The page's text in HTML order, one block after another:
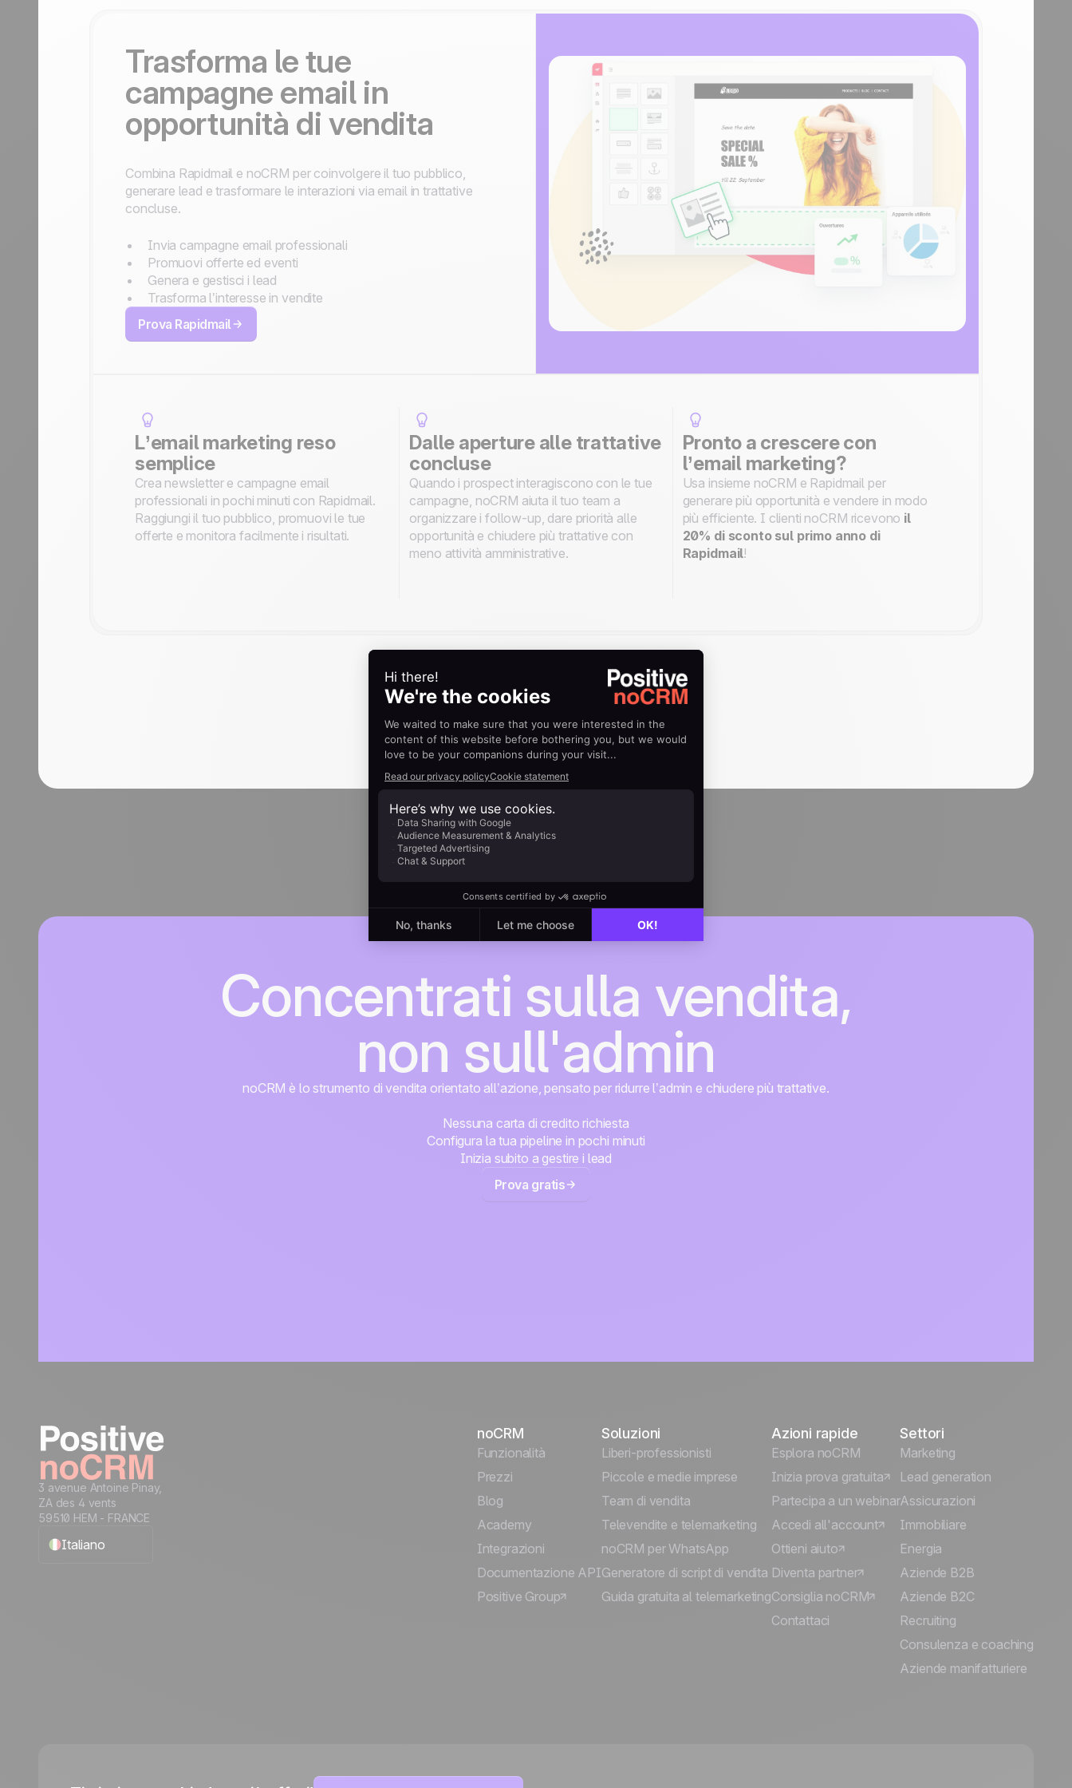
Trasforma le tue
campagne email in
opportunità di vendita
Combina Rapidmail e noCRM per coinvolgere il tuo pubblico,
generare lead e trasformare le interazioni via email in trattative
concluse.
Invia campagne email professionali
Promuovi offerte ed eventi
Genera e gestisci i lead
Trasforma l’interesse in vendite
Prova Rapidmail
L’email marketing reso
semplice
Crea newsletter e campagne email
professionali in pochi minuti con Rapidmail.
Raggiungi il tuo pubblico, promuovi le tue
offerte e monitora facilmente i risultati.
Dalle aperture alle trattative
concluse
Quando i prospect interagiscono con le tue
campagne, noCRM aiuta il tuo team a
organizzare i follow-up, dare priorità alle
opportunità e chiudere più trattative con
meno attività amministrative.
Pronto a crescere con
l’email marketing?
Usa insieme noCRM e Rapidmail per
generare più opportunità e vendere in modo
più efficiente. I clienti noCRM ricevono il
20% di sconto sul primo anno di
Rapidmail!
Concentrati sulla vendita,
non sull'admin
noCRM è lo strumento di vendita orientato all’azione, pensato per ridurre l’admin e chiudere più trattative.
Nessuna carta di credito richiesta
Configura la tua pipeline in pochi minuti
Inizia subito a gestire i lead
Prova gratis
3 avenue Antoine Pinay,
ZA des 4 vents
59510 HEM - FRANCE
Italiano
noCRM
Funzionalità
Prezzi
Blog
Academy
Integrazioni
Documentazione API
Positive Group
Soluzioni
Liberi-professionisti
Piccole e medie imprese
Team di vendita
Televendite e telemarketing
noCRM per WhatsApp
Generatore di script di vendita
Guida gratuita al telemarketing
Azioni rapide
Esplora noCRM
Inizia prova gratuita
Partecipa a un webinar
Accedi all'account
Ottieni aiuto
Diventa partner
Consiglia noCRM
Contattaci
Settori
Marketing
Lead generation
Assicurazioni
Immobiliare
Energia
Aziende B2B
Aziende B2C
Recruiting
Consulenza e coaching
Aziende manifatturiere